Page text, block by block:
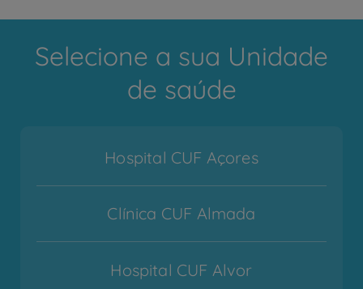
Selecione a sua Unidade
de saúde
Hospital CUF Açores
Clínica CUF Almada
Hospital CUF Alvor